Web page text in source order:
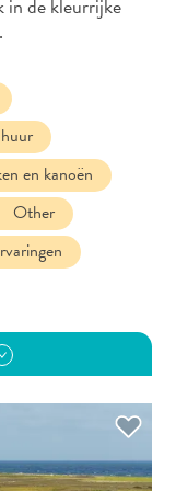
en kanoën
Other